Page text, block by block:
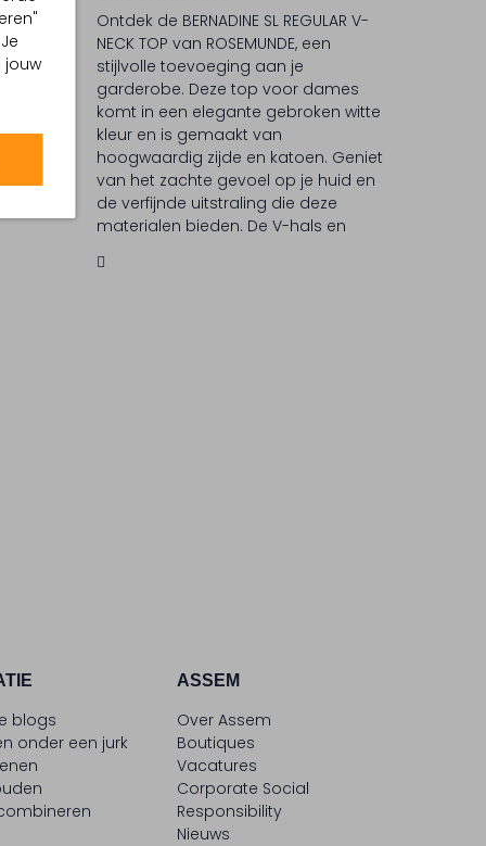
jouw
Ontdek de BERNADINE SL REGULAR V-
NECK TOP van ROSEMUNDE, een
stijlvolle toevoeging aan je
garderobe. Deze top voor dames
komt in een elegante gebroken witte
kleur en is gemaakt van
hoogwaardig zijde en katoen. Geniet
van het zachte gevoel op je huid en
de verfijnde uitstraling die deze
materialen bieden. De V-hals en
veelzijdig stuk, perfect voor zowel
blogs
onder een jurk
ASSEM
Over Assem
Boutiques
Vacatures
Corporate Social
Responsibility
Nieuws